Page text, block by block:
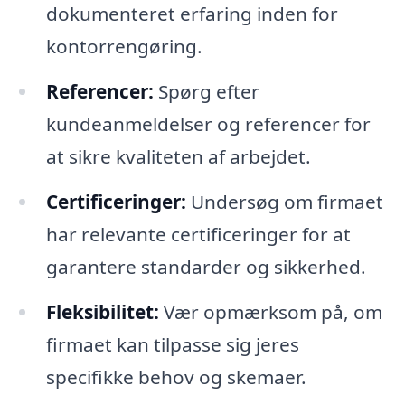
dokumenteret erfaring inden for
kontorrengøring.
Referencer: Spørg efter
kundeanmeldelser og referencer for
at sikre kvaliteten af arbejdet.
Certificeringer: Undersøg om firmaet
har relevante certificeringer for at
garantere standarder og sikkerhed.
Fleksibilitet: Vær opmærksom på, om
firmaet kan tilpasse sig jeres
specifikke behov og skemaer.